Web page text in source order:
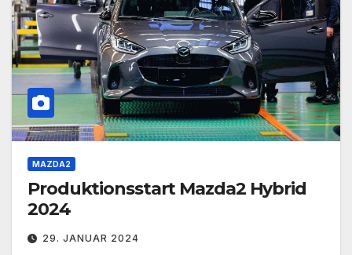
MAZDA2
Produktionsstart Mazda2 Hybrid
2024
29. JANUAR 2024